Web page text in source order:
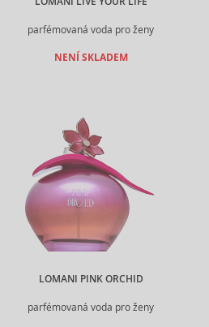
parfémovaná voda pro ženy
NENÍ SKLADEM
LOMANI PINK ORCHID
parfémovaná voda pro ženy